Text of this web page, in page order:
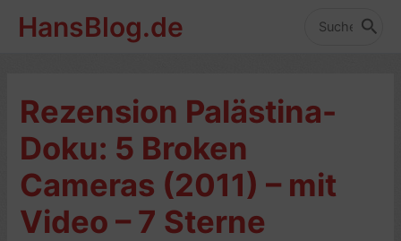
InhaltHansBlog.de
Search
Rezension Palästina-
Doku: 5 Broken
Cameras (2011) – mit
Video – 7 Sterne